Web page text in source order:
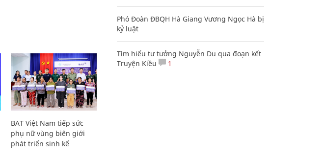
BAT Việt Nam tiếp sức
phụ nữ vùng biên giới
phát triển sinh kế
Phó Đoàn ĐBQH Hà Giang Vương Ngọc Hà bị
kỷ luật
Tìm hiểu tư tưởng Nguyễn Du qua đoạn kết
Truyện Kiều
1